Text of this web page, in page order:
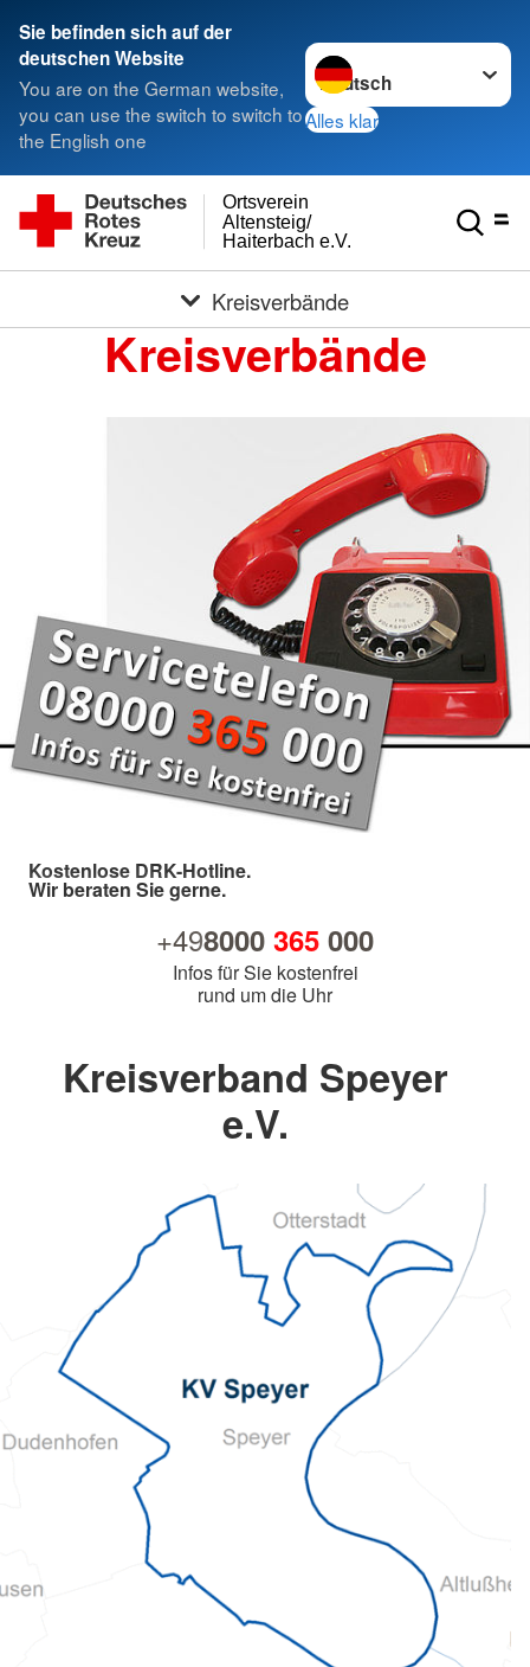
Sie befinden sich auf der
deutschen Website
You are on the German website,
you can use the switch to switch to
the English one
Sprache wechseln zu
Alles klar
Haiterbach e.V.
Altensteig/
Ortsverein
Kreisverbände
Kreisverbände
Kostenlose DRK-Hotline.
Wir beraten Sie gerne.
+498000 365 000
Infos für Sie kostenfrei
rund um die Uhr
Kreisverband Speyer
e.V.